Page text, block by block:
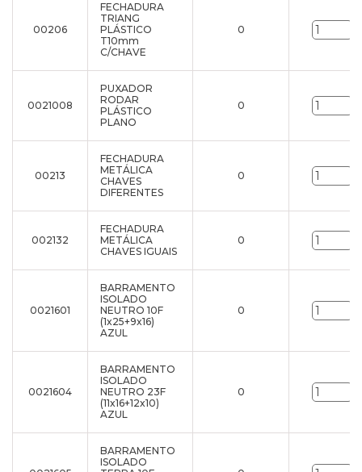
00206
FECHADURA
TRIANG
PLÁSTICO
T10mm
C/CHAVE
0
0021008
PUXADOR
RODAR
PLÁSTICO
PLANO
0
00213
FECHADURA
METÁLICA
CHAVES
DIFERENTES
0
002132
FECHADURA
METÁLICA
CHAVES IGUAIS
0
0021601
BARRAMENTO
ISOLADO
NEUTRO 10F
(1x25+9x16)
AZUL
0
0021604
BARRAMENTO
ISOLADO
NEUTRO 23F
(11x16+12x10)
AZUL
0
BARRAMENTO
ISOLADO